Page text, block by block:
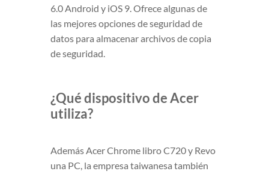
6.0 Android y iOS 9. Ofrece algunas de
las mejores opciones de seguridad de
datos para almacenar archivos de copia
de seguridad.
¿Qué dispositivo de Acer
utiliza?
Además Acer Chrome libro C720 y Revo
una PC, la empresa taiwanesa también